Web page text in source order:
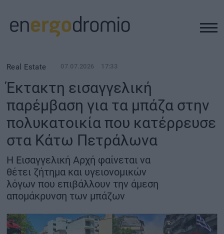
ΥΠΟΔΟΜΕΣ
REAL ESTATE
ΠΕΡΙΒΑΛΛΟΝ
ΕΝΕΡΓΕΙΑ
ΜΕΤΑΦΟΡΕΣ - ΗΛΕΚΤΡΟΚΙΝΗΣΗ
ΨΗΦΙΑΚΟΣ ΚΟΣΜΟΣ
Real Estate 07.07.2026 17:33
Έκτακτη εισαγγελική
παρέμβαση για τα μπάζα στην
πολυκατοικία που κατέρρευσε
στα Κάτω Πετράλωνα
Η Εισαγγελική Αρχή φαίνεται να
θέτει ζήτημα και υγειονομικών
λόγων που επιβάλλουν την άμεση
απομάκρυνση των μπάζων